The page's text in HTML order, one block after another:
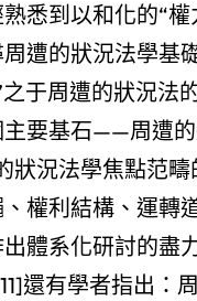
悉到以和化的“
遭的狀況法學基
之于周遭的狀況
要基石——周遭
狀況法學焦點范
權利結構、運轉
體系化研討的盡
還有學者指出：